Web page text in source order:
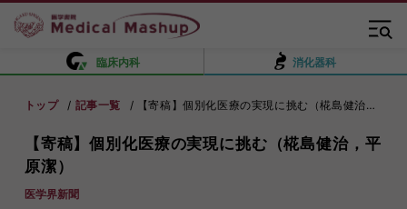
臨床内科 消化器科
トップ 記事一覧 【寄稿】個別化医療の実現に挑む（椛島健治，平原潔）
【寄稿】個別化医療の実現に挑む（椛島健治，平
原潔）
医学界新聞